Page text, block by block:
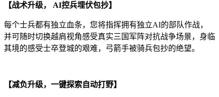
【战术升级， AI控兵埋伏包抄】
每个士兵都有独立血条，您将指挥拥有独立AI的部队作战，
并可随时切换越肩视角感受真实三国军阵对抗战争场景，身临
其境的感受士卒登城的艰难，弓箭手被骑兵包抄的绝望。
【减负升级，一键探索自动打野】